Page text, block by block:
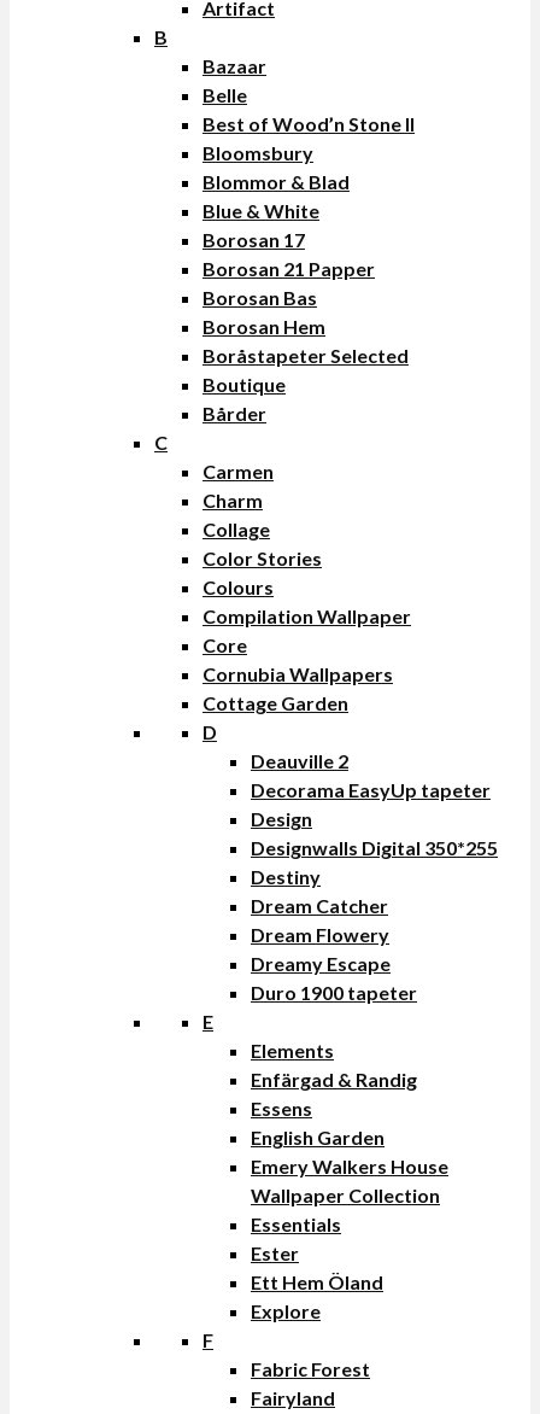
Artifact
B
Bazaar
Belle
Best of Wood’n Stone II
Bloomsbury
Blommor & Blad
Blue & White
Borosan 17
Borosan 21 Papper
Borosan Bas
Borosan Hem
Boråstapeter Selected
Boutique
Bårder
C
Carmen
Charm
Collage
Color Stories
Colours
Compilation Wallpaper
Core
Cornubia Wallpapers
Cottage Garden
D
Deauville 2
Decorama EasyUp tapeter
Design
Designwalls Digital 350*255
Destiny
Dream Catcher
Dream Flowery
Dreamy Escape
Duro 1900 tapeter
E
Elements
Enfärgad & Randig
Essens
English Garden
Emery Walkers House
Wallpaper Collection
Essentials
Ester
Ett Hem Öland
Explore
F
Fabric Forest
Fairyland